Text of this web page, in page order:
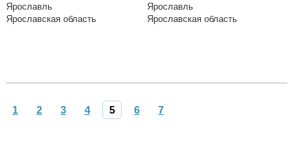
Ярославль
Ярославская область
Ярославль
Ярославская область
1 2 3 4 5 6 7